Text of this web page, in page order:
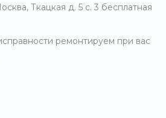
Ткацкая д. 5 с. 3 бесплатная
ремонтируем при вас